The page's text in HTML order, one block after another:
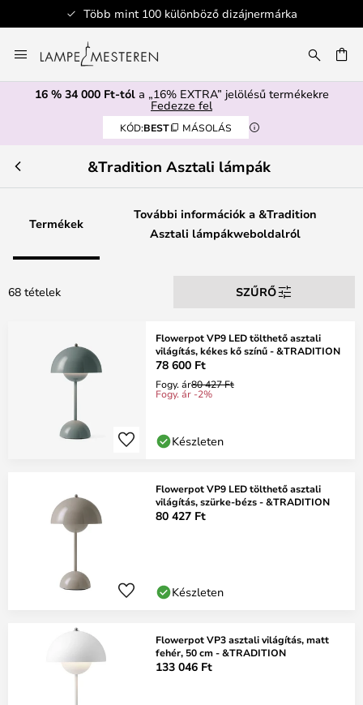
különböző dizájnermárka
a
tartalomhoz
16 % 34 000 Ft-tóla „16% EXTRA” jelölésű termékekre
Fedezze fel
KÓD:BEST MÁSOLÁS
&Tradition Asztali lámpák
Termékek
További információk a &Tradition
Asztali lámpákweboldalról
68 tételek SZŰRŐ
Flowerpot VP9 LED tölthető asztali
világítás, kékes kő színű - &TRADITION
78 600 Ft
Fogy. ár80 427 Ft
Fogy. ár -2%
Készleten
Flowerpot VP9 LED tölthető asztali
világítás, szürke-bézs - &TRADITION
80 427 Ft
Készleten
Flowerpot VP3 asztali világítás, matt
fehér, 50 cm - &TRADITION
133 046 Ft